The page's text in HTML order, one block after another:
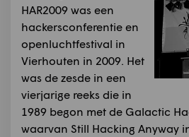
HAR2009 was een
hackersconferentie en
openluchtfestival in
Vierhouten in 2009. Het
was de zesde in een
vierjarige reeks die in
1989 begon met de Galactic
waarvan Still Hacking Anyway